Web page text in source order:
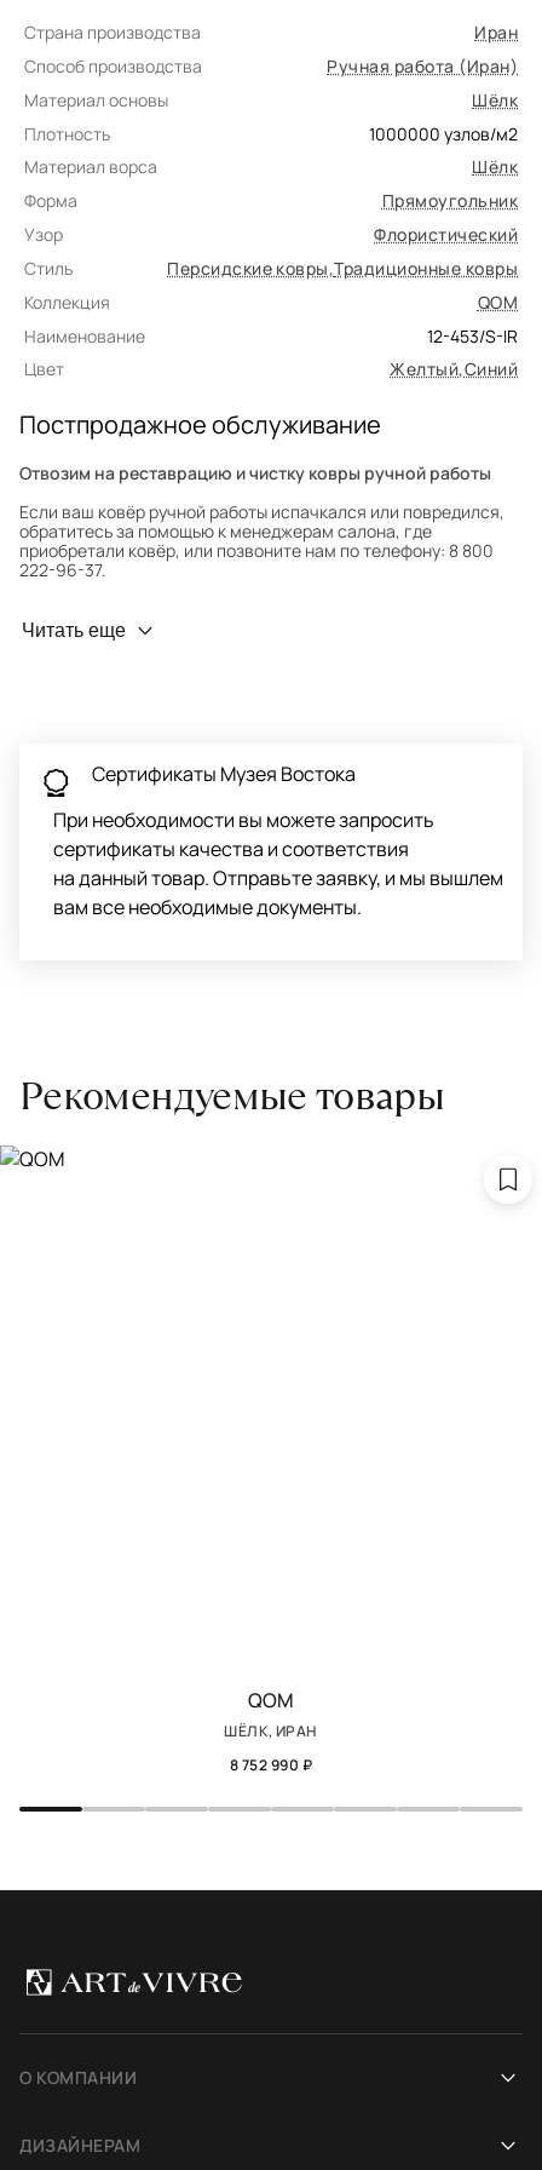
Страна производства
Иран
Способ производства
Ручная работа (Иран)
Материал основы
Шёлк
Плотность
1000000 узлов/м2
Материал ворса
Шёлк
Форма
Прямоугольник
Узор
Флористический
Стиль
Персидские ковры,Традиционные ковры
Коллекция
QOM
Наименование
12-453/S-IR
Цвет
Желтый,Синий
Постпродажное обслуживание
Отвозим на реставрацию и чистку ковры ручной работы
Если ваш ковёр ручной работы испачкался или повредился,
обратитесь за помощью к менеджерам салона, где
приобретали ковёр, или позвоните нам по телефону: 8 800
222-96-37.
Профилактика износа
Обратитесь в салон, где приобретали ковёр, договоритесь о
заборе ковра экспертом либо привозите его в салон.
Читать еще
Сертификаты Музея Востока
При необходимости вы можете запросить
сертификаты качества и соответствия
на данный товар. Отправьте заявку, и мы вышлем
вам все необходимые документы.
Рекомендуемые товары
QOM
ШЁЛК, ИРАН
8 752 990 ₽
О КОМПАНИИ
ДИЗАЙНЕРАМ